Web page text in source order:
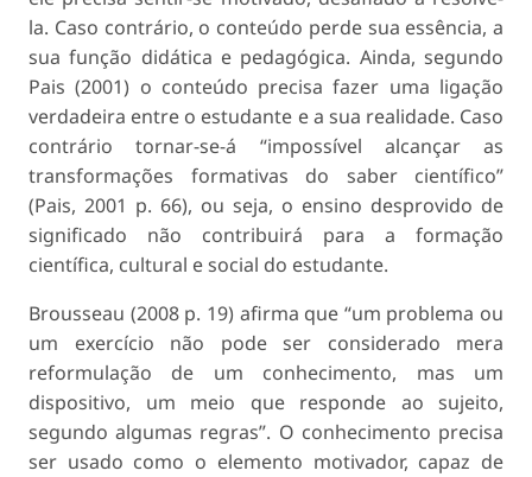
la. Caso contrário, o conteúdo perde sua essência, a
sua função didática e pedagógica. Ainda, segundo
Pais (2001) o conteúdo precisa fazer uma ligação
verdadeira entre o estudante e a sua realidade. Caso
contrário tornar-se-á “impossível alcançar as
transformações formativas do saber científico”
(Pais, 2001 p. 66), ou seja, o ensino desprovido de
significado não contribuirá para a formação
científica, cultural e social do estudante.
Brousseau (2008 p. 19) afirma que “um problema ou
um exercício não pode ser considerado mera
reformulação de um conhecimento, mas um
dispositivo, um meio que responde ao sujeito,
segundo algumas regras”. O conhecimento precisa
ser usado como o elemento motivador, capaz de